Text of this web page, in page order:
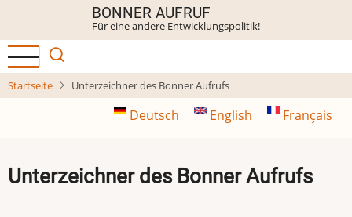
Inhalt
BONNER AUFRUF
Für eine andere Entwicklungspolitik!
Startseite Unterzeichner des Bonner Aufrufs
Deutsch English Français
Unterzeichner des Bonner Aufrufs